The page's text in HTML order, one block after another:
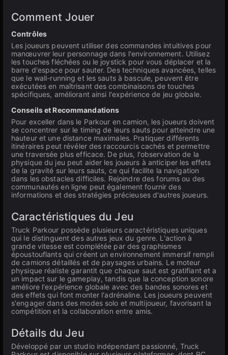
Comment Jouer
Contrôles
Les joueurs peuvent utiliser des commandes intuitives pour
manœuvrer leur personnage dans l'environnement. Utilisez
les touches fléchées ou le joystick pour vous déplacer et la
barre d'espace pour sauter. Des techniques avancées, telles
que le wall-running et les sauts à bascule, peuvent être
exécutées en maîtrisant des combinaisons de touches
spécifiques, améliorant ainsi l'expérience de jeu globale.
Conseils et Recommandations
Pour exceller dans le Parkour en camion, les joueurs doivent
se concentrer sur le timing de leurs sauts pour atteindre une
hauteur et une distance maximales. Pratiquer différents
itinéraires peut révéler des raccourcis cachés et permettre
une traversée plus efficace. De plus, l'observation de la
physique du jeu peut aider les joueurs à anticiper les effets
de la gravité sur leurs sauts, ce qui facilite la navigation
dans les obstacles difficiles. Rejoindre des forums ou des
communautés en ligne peut également fournir des
informations et des stratégies précieuses d'autres joueurs.
Caractéristiques du Jeu
Truck Parkour possède plusieurs caractéristiques uniques
qui le distinguent des autres jeux du genre. L'action à
grande vitesse est complétée par des graphismes
époustouflants qui créent un environnement immersif rempli
de camions détaillés et de paysages urbains. Le moteur
physique réaliste garantit que chaque saut est gratifiant et a
un impact sur le gameplay, tandis que la conception sonore
améliore l'expérience globale avec des bandes sonores et
des effets qui font monter l'adrénaline. Les joueurs peuvent
s'engager dans des modes solo et multijoueur, favorisant la
compétition et la collaboration entre amis.
Détails du Jeu
Développé par un studio indépendant passionné, Truck